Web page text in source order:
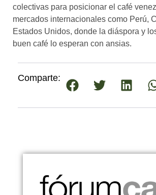
colectivas para posicionar el café
mercados internacionales como Perú,
Estados Unidos, donde la diáspora y
buen café lo esperan con ansias.
Comparte: